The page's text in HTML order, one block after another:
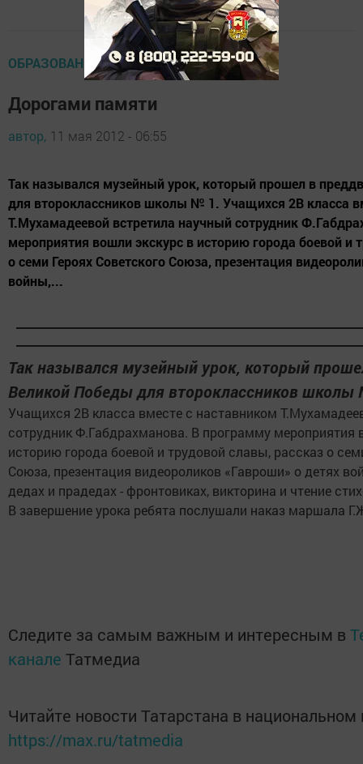
ОБРАЗОВАНИЕ
Дорогами памяти
автор, 11 мая 2012 - 06:55
Так назывался музейный урок, который прошел в
для второклассников школы № 1. Учащихся 2В класса
Т.Мухамадеевой встретила научный сотрудник
мероприятия вошли экскурс в историю города боевой и
о семи Героях Советского Союза, презентация
войны,...
Так назывался музейный урок, который
Великой Победы для второклассников
Учащихся 2В класса вместе с наставником
сотрудник Ф.Габдрахманова. В программу мероприятия
историю города боевой и трудовой славы, рассказ о
Союза, презентация видеороликов «Гавроши» о детях
дедах и прадедах - фронтовиках, викторина и чтение
В завершение урока ребята послушали наказ маршала
Следите за самым важным и интересным в
канале Татмедиа
Читайте новости Татарстана в
https://max.ru/tatmedia